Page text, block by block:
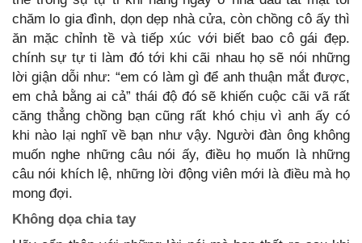
chăm lo gia đình, dọn dẹp nhà cửa, còn chồng cô ấy thì
ăn mặc chỉnh tề và tiếp xúc với biết bao cô gái đẹp.
chính sự tự ti làm đó tới khi cãi nhau họ sẽ nói những
lời giận dỗi như: “em có làm gì để anh thuận mắt được,
em chả bằng ai cả” thái độ đó sẽ khiến cuộc cãi vã rất
căng thẳng chồng bạn cũng rất khó chịu vì anh ấy có
khi nào lại nghĩ về bạn như vậy. Người đàn ông không
muốn nghe những câu nói ấy, điều họ muốn là những
câu nói khích lệ, những lời động viên mới là điều mà họ
mong đợi.
Không dọa chia tay